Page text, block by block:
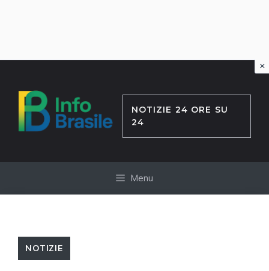
contenuto
NOTIZIE 24 ORE SU
24
Menu
NOTIZIE
×